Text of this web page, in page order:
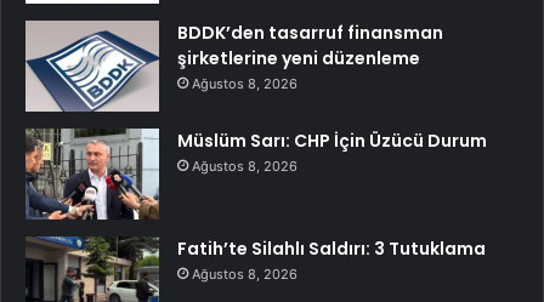
BDDK’den tasarruf finansman
şirketlerine yeni düzenleme
Ağustos 8, 2026
Müslüm Sarı: CHP İçin Üzücü Durum
Ağustos 8, 2026
Fatih’te Silahlı Saldırı: 3 Tutuklama
Ağustos 8, 2026